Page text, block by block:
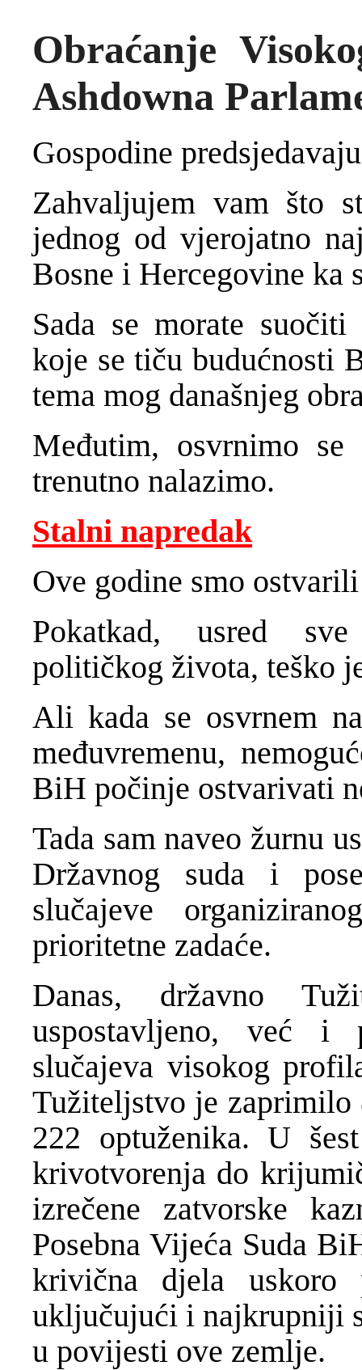
Obraćanje
Ashdowna
Gospodine
Zahvaljujem vam što
jednog od vjerojatno
Bosne i Hercegovine
Sada se morate
koje se tiču budućnosti
tema mog današnjeg
Međutim, osvrnimo
trenutno nalazimo.
Stalni napredak
Ove godine smo
Pokatkad, usred sve
političkog života, teško
Ali kada se osvrnem
međuvremenu,
BiH počinje ostvarivati
Tada sam naveo žurnu
Državnog suda i
slučajeve
prioritetne zadaće.
Danas, državno
uspostavljeno, već i
slučajeva visokog
Tužiteljstvo je zaprimilo
222 optuženika. U
krivotvorenja do
izrečene zatvorske
Posebna Vijeća Suda
krivična djela uskoro
uključujući i najkrupniji
u povijesti ove zemlje.